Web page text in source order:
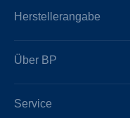
Herstellerangabe
Über BP
Service